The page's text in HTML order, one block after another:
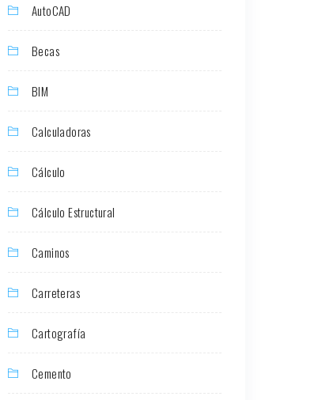
AutoCAD
Becas
BIM
Calculadoras
Cálculo
Cálculo Estructural
Caminos
Carreteras
Cartografía
Cemento